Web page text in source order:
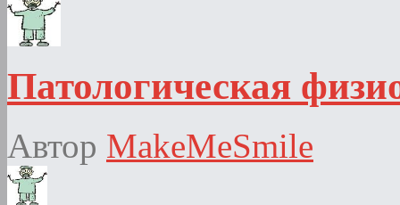
Патологическая
Автор MakeMeSmile